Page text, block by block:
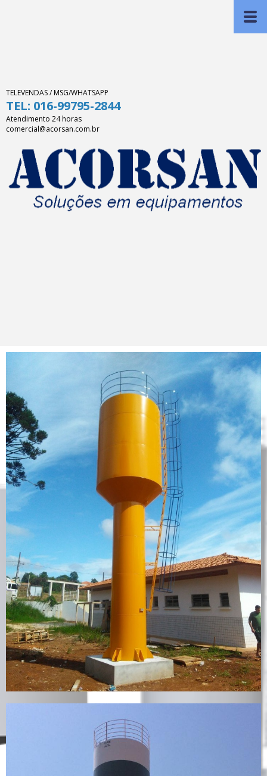
TELEVENDAS / MSG/WHATSAPP
TEL: 016-99795-2844
Atendimento 24 horas
comercial@acorsan.com.br